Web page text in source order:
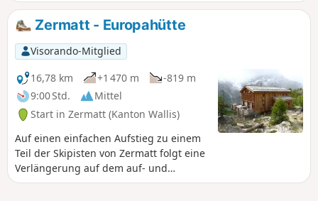
Zermatt - Europahütte
Visorando-Mitglied
16,78 km
+1 470 m
-819 m
9:00 Std.
Mittel
Start in Zermatt (Kanton Wallis)
Auf einen einfachen Aufstieg zu einem
Teil der Skipisten von Zermatt folgt eine
Verlängerung auf dem auf- und
absteigenden Balkonweg zur bekannten